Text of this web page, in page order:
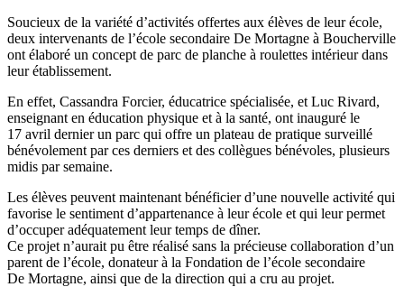
Soucieux de la variété d’activités offertes aux élèves de leur école,
deux intervenants de l’école secondaire De Mortagne à Boucherville
ont élaboré un concept de parc de planche à roulettes intérieur dans
leur établissement.
En effet, Cassandra Forcier, éducatrice spécialisée, et Luc Rivard,
enseignant en éducation physique et à la santé, ont inauguré le
17 avril dernier un parc qui offre un plateau de pratique surveillé
bénévolement par ces derniers et des collègues bénévoles, plusieurs
midis par semaine.
Les élèves peuvent maintenant bénéficier d’une nouvelle activité qui
favorise le sentiment d’appartenance à leur école et qui leur permet
d’occuper adéquatement leur temps de dîner.
Ce projet n’aurait pu être réalisé sans la précieuse collaboration d’un
parent de l’école, donateur à la Fondation de l’école secondaire
De Mortagne, ainsi que de la direction qui a cru au projet.